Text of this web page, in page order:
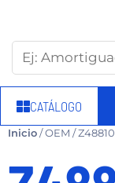
CATÁLOGO
Inicio/ OEM /